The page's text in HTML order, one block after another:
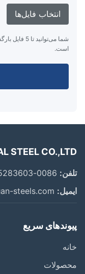
انتخاب فایل‌ها
STEEL
0086-15505283603
sales03@laiyuan-steels.com
سریع